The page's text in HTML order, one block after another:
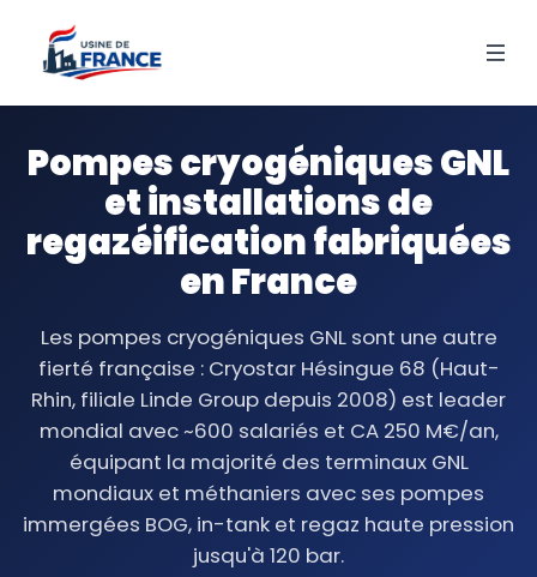
Pompes cryogéniques GNL
et installations de
regazéification fabriquées
en France
Les pompes cryogéniques GNL sont une autre
fierté française : Cryostar Hésingue 68 (Haut-
Rhin, filiale Linde Group depuis 2008) est leader
mondial avec ~600 salariés et CA 250 M€/an,
équipant la majorité des terminaux GNL
mondiaux et méthaniers avec ses pompes
immergées BOG, in-tank et regaz haute pression
jusqu'à 120 bar.